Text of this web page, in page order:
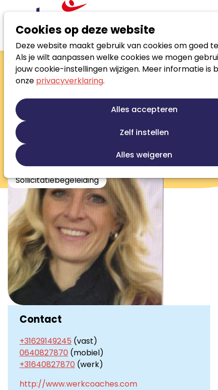
Cookies op deze website
Deze website maakt gebruik van cookies om goed
Als je wilt aanpassen welke cookies we mogen
jouw cookie-instellingen wijzigen. Meer informatie is
onze privacyverklaring.
Alles accepteren
Zelf instellen
Alles weigeren
Zoek loopbaanspecialist
Petra Huijssen-
Broeder
Job Up
Loopbaanontwikkeling
Jobcoaching
Re-integratie
Re-integratie tweede spoor
Werkfit trajecten
Outplacement
Beroepskeuze begeleiding
Sollicitatiebegeleiding
Contact
+31629149245 (vast)
0640827870 (mobiel)
+31640827870 (werk)
http://www.werkcoaches.com